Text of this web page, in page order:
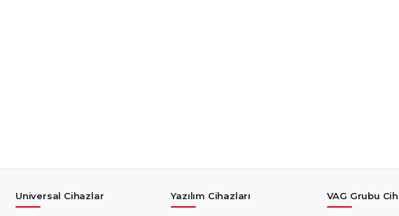
Universal Cihazlar Yazılım Cihazları VAG Grubu